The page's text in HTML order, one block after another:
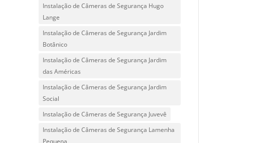
Instalação de Câmeras de Segurança Hugo
Lange
Instalação de Câmeras de Segurança Jardim
Botânico
Instalação de Câmeras de Segurança Jardim
das Américas
Instalação de Câmeras de Segurança Jardim
Social
Instalação de Câmeras de Segurança Juvevê
Instalação de Câmeras de Segurança Lamenha
Pequena